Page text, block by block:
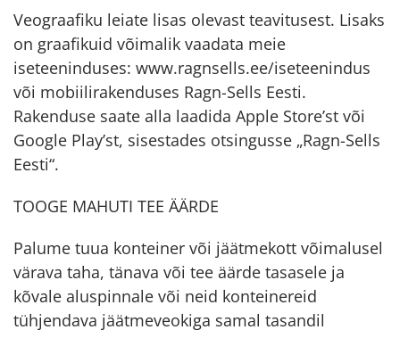
Veograafiku leiate lisas olevast teavitusest. Lisaks
on graafikuid võimalik vaadata meie
iseteeninduses: www.ragnsells.ee/iseteenindus
või mobiilirakenduses Ragn-Sells Eesti.
Rakenduse saate alla laadida Apple Store’st või
Google Play’st, sisestades otsingusse „Ragn-Sells
Eesti“.
TOOGE MAHUTI TEE ÄÄRDE
Palume tuua konteiner või jäätmekott võimalusel
värava taha, tänava või tee äärde tasasele ja
kõvale aluspinnale või neid konteinereid
tühjendava jäätmeveokiga samal tasandil